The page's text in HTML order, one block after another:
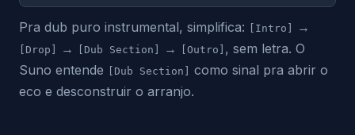
Pra dub puro instrumental, simplifica: [Intro] →
[Drop] → [Dub Section] → [Outro] , sem letra. O
Suno entende
[Dub Section]
como sinal pra abrir o
eco e desconstruir o arranjo.